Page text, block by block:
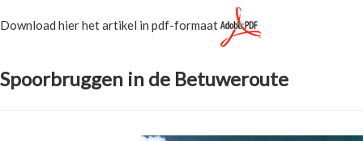
Download hier het artikel in pdf-formaat
Spoorbruggen in de Betuweroute